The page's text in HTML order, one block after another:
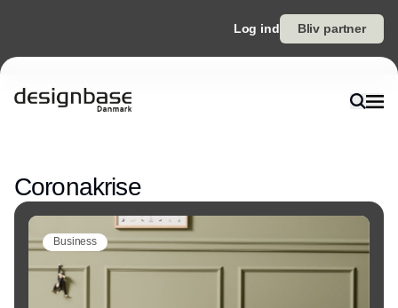
Log ind Bliv partner
Coronakrise
Business